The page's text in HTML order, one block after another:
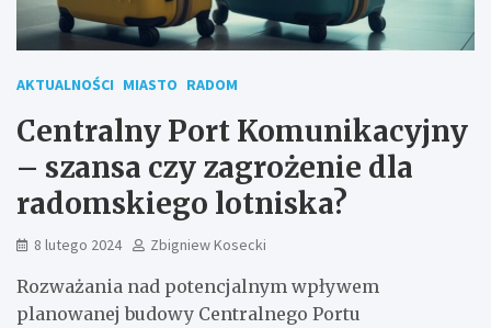
AKTUALNOŚCI MIASTO RADOM
Centralny Port Komunikacyjny
– szansa czy zagrożenie dla
radomskiego lotniska?
8 lutego 2024 Zbigniew Kosecki
Rozważania nad potencjalnym wpływem
planowanej budowy Centralnego Portu